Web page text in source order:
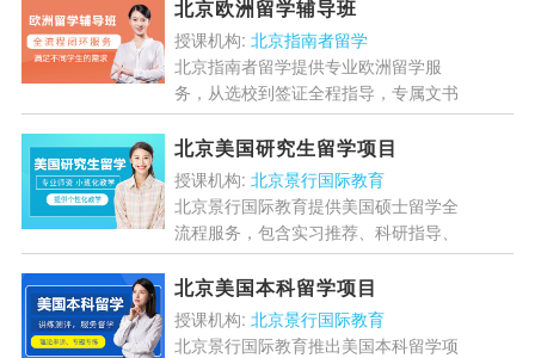
力文书润色，AI智能选校提升成功率，
背景提升项...[详情]
北京欧洲留学辅导班
授课机构: 北京指南者留学
北京指南者留学提供专业欧洲留学服
务，从选校到签证全程指导，专属文书
+面试辅导+全额退款保障，助你轻松
实现留学梦想！...[详情]
北京美国研究生留学项目
授课机构: 北京景行国际教育
北京景行国际教育提供美国硕士留学全
流程服务，包含实习推荐、科研指导、
商学院申请等特色项目。精品小班授
课，全英文教学环境，外籍专家一对一
辅导，助力学员圆梦美国优秀...
北京美国本科留学项目
授课机构: 北京景行国际教育
北京景行国际教育推出美国本科留学项